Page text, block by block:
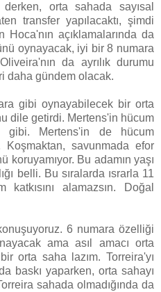
orta sahada sayısal
transfer yapılacaktı, şimdi
açıklamalarında da
oynayacak, iyi bir 8 numara
da ayrılık durumu
daha gündem olacak.
gibi oynayabilecek bir orta
dile getirdi. Mertens'in hücum
gibi. Mertens'in de hücum
Koşmaktan, savunmada efor
koruyamıyor. Bu adamın yaşı
belli. Bu sıralarda ısrarla 11
alamazsın. Doğal
6 numara özelliği
ama asıl amacı orta
orta saha lazım. Torreira'yı
baskı yaparken, orta sahayı
sahada olmadığında da